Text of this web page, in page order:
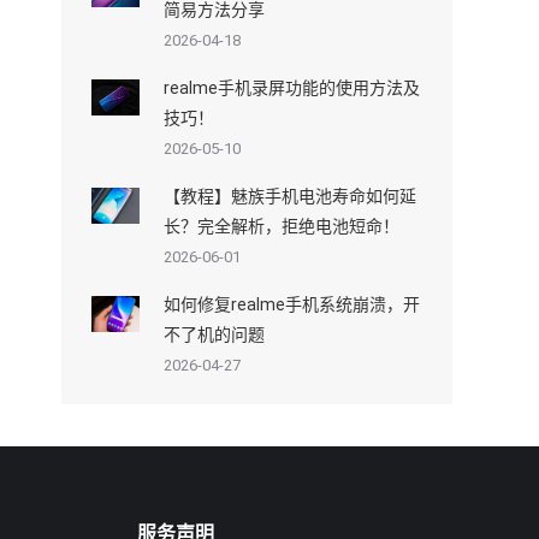
简易方法分享
2026-04-18
realme手机录屏功能的使用方法及
技巧！
2026-05-10
【教程】魅族手机电池寿命如何延
长？完全解析，拒绝电池短命！
2026-06-01
如何修复realme手机系统崩溃，开
不了机的问题
2026-04-27
服务声明